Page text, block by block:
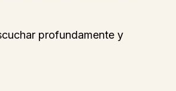
profundamente y